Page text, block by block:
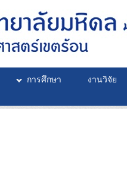
การศึกษา งานวิจัย